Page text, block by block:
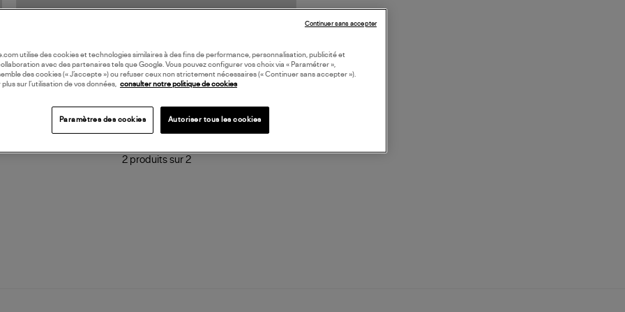
NOUVEAU CRÉATEUR
150,00 €
NIKE
Baskets T90 Shox Magia Wc White/Mtlc Silver-Black
2 produits sur 2
utilise des cookies et technologies similaires à des fins de performance, personnalisation, publicité et
avec des partenaires tels que Google. Vous pouvez configurer vos choix via « Paramétrer »,
des cookies (« J’accepte ») ou refuser ceux non strictement nécessaires (« Continuer sans accepter »).
plus sur l’utilisation de vos données,
consulter notre politique de cookies
Paramètres des cookies Autoriser tous les cookies
Continuer sans accepter